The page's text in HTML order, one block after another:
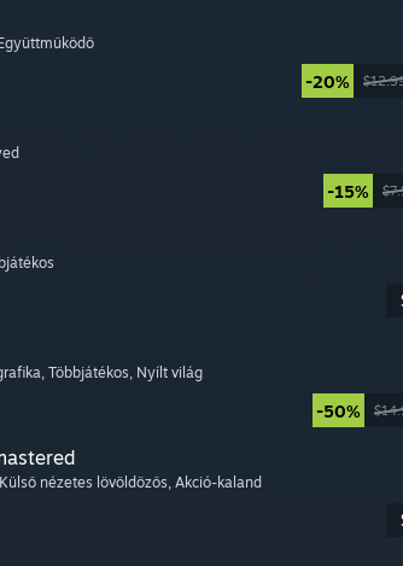
-20%
-15%
, Többjátékos, Nyílt világ
-50%
nézetes lövöldözős, Akció-kaland